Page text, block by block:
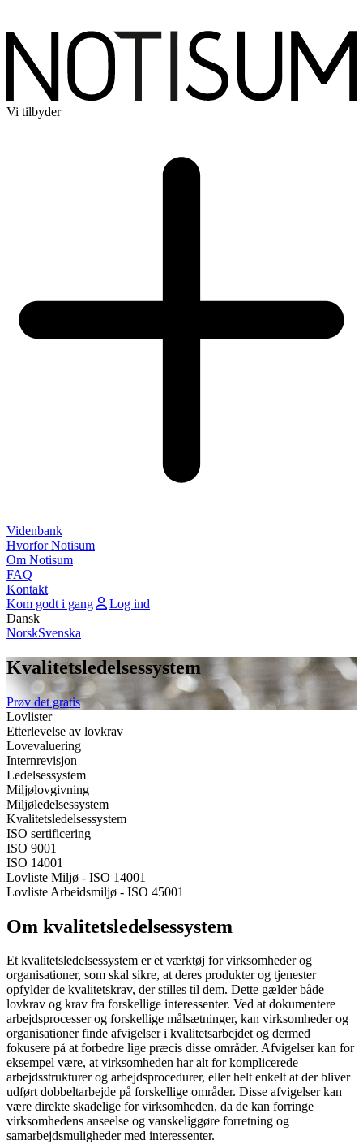
Vi tilbyder
Videnbank
Hvorfor Notisum
Om Notisum
FAQ
Kontakt
Kom godt i gang
Log ind
Dansk
NorskSvenska
Kvalitetsledelsessystem
Prøv det gratis
Lovlister
Etterlevelse av lovkrav
Lovevaluering
Internrevisjon
Ledelsessystem
Miljølovgivning
Miljøledelsessystem
Kvalitetsledelsessystem
ISO sertificering
ISO 9001
ISO 14001
Lovliste Miljø - ISO 14001
Lovliste Arbeidsmiljø - ISO 45001
Om kvalitetsledelsessystem
Et kvalitetsledelsessystem er et værktøj for virksomheder og
organisationer, som skal sikre, at deres produkter og tjenester
opfylder de kvalitetskrav, der stilles til dem. Dette gælder både
lovkrav og krav fra forskellige interessenter. Ved at dokumentere
arbejdsprocesser og forskellige målsætninger, kan virksomheder og
organisationer finde afvigelser i kvalitetsarbejdet og dermed
fokusere på at forbedre lige præcis disse områder. Afvigelser kan for
eksempel være, at virksomheden har alt for komplicerede
arbejdsstrukturer og arbejdsprocedurer, eller helt enkelt at der bliver
udført dobbeltarbejde på forskellige områder. Disse afvigelser kan
være direkte skadelige for virksomheden, da de kan forringe
virksomhedens anseelse og vanskeliggøre forretning og
samarbejdsmuligheder med interessenter.